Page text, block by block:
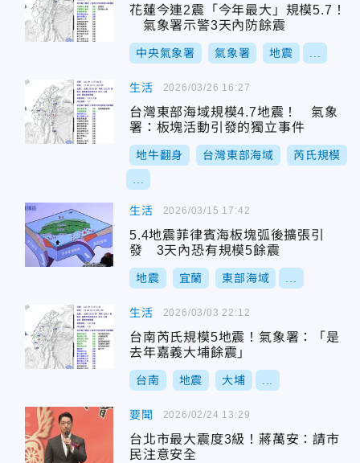
花蓮今連2震「今年最大」規模5.7！
氣象署示警3天內防餘震
中央氣象署 氣象署 地震
生活
台灣東部海域規模4.7地震！ 氣象
署：板塊活動引發的獨立事件
地牛翻身 台灣東部海域 芮氏規模
2026/03/26 16:27
生活
5.4地震菲律賓海板塊弧後擴張引
發 3天內恐有規模5餘震
地震 宜蘭 東部海域
2026/03/15 17:42
生活
台南芮氏規模5地震！氣象署：「是
去年嘉義大埔餘震」
台南 地震 大埔
2026/03/03 22:12
要聞
台北市最大震度3級！蔣萬安：請市
民注意安全
2026/02/24 13:29